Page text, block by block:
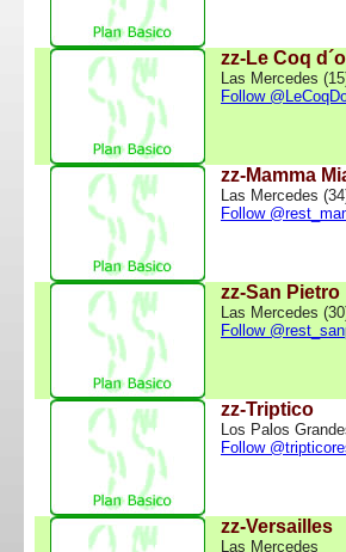
zz-Le Coq
Las Mercedes
Follow
zz-Mamma
Las Mercedes
Follow
zz-San Pietro
Las Mercedes
Follow
zz-Triptico
Los Palos
Follow
zz-Versailles
Las Mercedes